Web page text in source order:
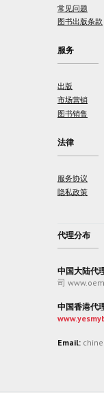
常见问题
图书出版条款
服务
出版
市场营销
图书销售
法律
服务协议
隐私政策
代理分布
中国大陆代
司
中国香港代
Email: